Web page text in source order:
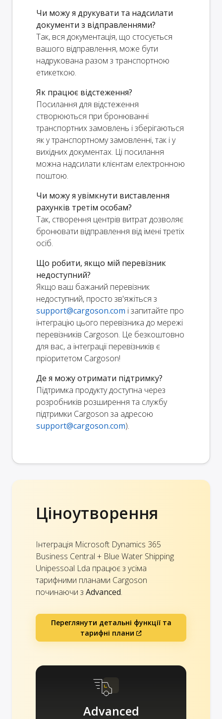
Чи можу я друкувати та надсилати
документи з відправленнями?
Так, вся документація, що стосується
вашого відправлення, може бути
надрукована разом з транспортною
етикеткою.
Як працює відстеження?
Посилання для відстеження
створюються при бронюванні
транспортних замовлень і зберігаються
як у транспортному замовленні, так і у
вихідних документах. Ці посилання
можна надсилати клієнтам електронною
поштою.
Чи можу я увімкнути виставлення
рахунків третім особам?
Так, створення центрів витрат дозволяє
бронювати відправлення від імені третіх
осіб.
Що робити, якщо мій перевізник
недоступний?
Якщо ваш бажаний перевізник
недоступний, просто зв'яжіться з
support@cargoson.com і запитайте про
інтеграцію цього перевізника до мережі
перевізників Cargoson. Це безкоштовно
для вас, а інтеграції перевізників є
пріоритетом Cargoson!
Де я можу отримати підтримку?
Підтримка продукту доступна через
розробників розширення та службу
підтримки Cargoson за адресою
support@cargoson.com).
Ціноутворення
Інтеграція Microsoft Dynamics 365
Business Central + Blue Water Shipping
Unipessoal Lda працює з усіма
тарифними планами Cargoson
починаючи з Advanced.
Переглянути детальні функції та
тарифні плани
Advanced